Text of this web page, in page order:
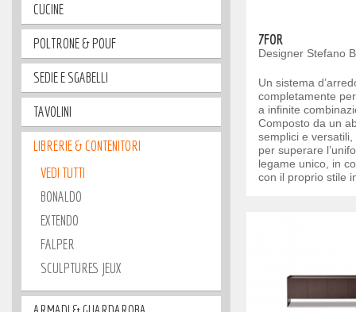
CUCINE
POLTRONE & POUF
SEDIE E SGABELLI
TAVOLINI
LIBRERIE & CONTENITORI
VEDI TUTTI
BONALDO
EXTENDO
FALPER
SCULPTURES JEUX
7FOR
Designer Stefano
Un sistema
completamente
a infinite
Composto da un
semplici e
per superare
legame unico, in
con il proprio stile